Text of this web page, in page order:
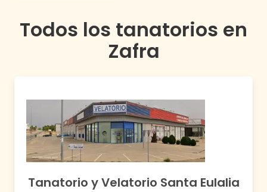
Todos los tanatorios en
Zafra
Tanatorio y Velatorio Santa Eulalia